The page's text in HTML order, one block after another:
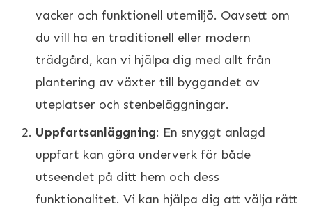
vacker och funktionell utemiljö. Oavsett om
du vill ha en traditionell eller modern
trädgård, kan vi hjälpa dig med allt från
plantering av växter till byggandet av
uteplatser och stenbeläggningar.
Uppfartsanläggning: En snyggt anlagd
uppfart kan göra underverk för både
utseendet på ditt hem och dess
funktionalitet. Vi kan hjälpa dig att välja rätt